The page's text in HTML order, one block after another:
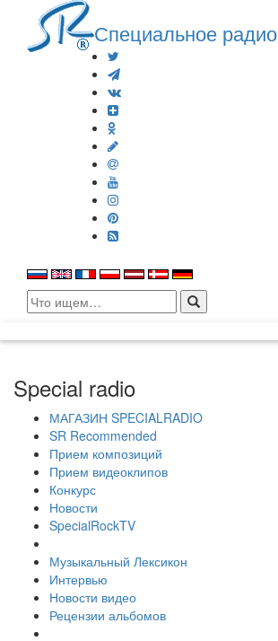
Специальное радио
Search
for:
Special radio
МАГАЗИН SPECIALRADIO
SR Recommended
Прием композиций
Прием видеоклипов
Конкурс
Новости
SpecialRockTV
Музыкальный Лексикон
Интервью
Новости видео
Рецензии альбомов